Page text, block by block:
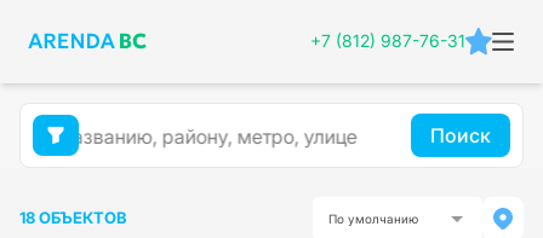
+7 (812) 987-76-31
Поиск
18 ОБЪЕКТОВ По умолчанию